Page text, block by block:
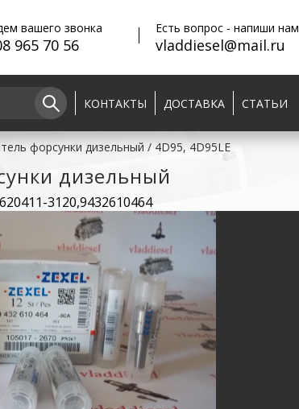
вашего звонка
965 70 56
Есть вопрос - напиши нам
vladdiesel@mail.ru
КОНТАКТЫ ДОСТАВКА СТАТЬИ
форсунки дизельный /4D95, 4D95LE
дизельный
3120,9432610464